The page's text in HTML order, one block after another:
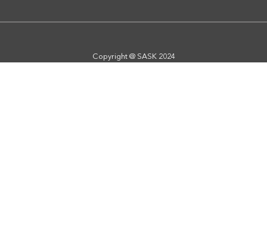
Copyright @ SASK 2024